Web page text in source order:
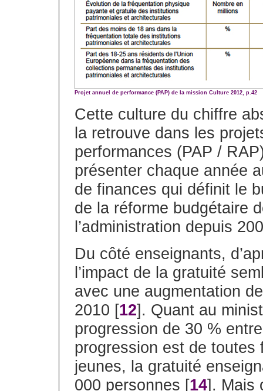
Projet annuel de performance (PAP) de la mission Culture 2012, p.42
Cette culture du chiffre
la retrouve dans les
performances (PAP /
présenter chaque année
de finances qui définit le
de la réforme budgétaire
l’administration depuis
Du côté enseignants,
l’impact de la gratuité
avec une augmentation
2010 [12]. Quant au
progression de 30 %
progression est de toutes
jeunes, la gratuité
000 personnes [14]. Mais